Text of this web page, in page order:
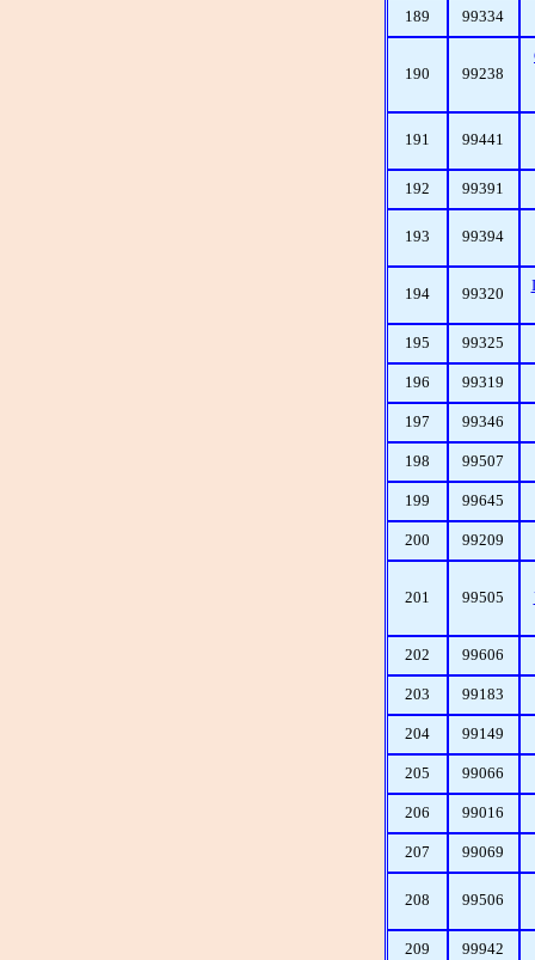
189 99334
190 99238
191 99441
192 99391
193 99394
194 99320
195 99325
196 99319
197 99346
198 99507
199 99645
200 99209
201 99505
202 99606
203 99183
204 99149
205 99066
206 99016
207 99069
208 99506
209 99942